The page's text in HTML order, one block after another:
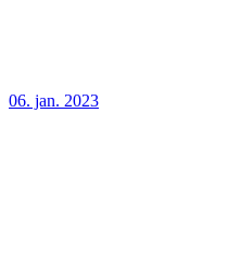
06. jan. 2023